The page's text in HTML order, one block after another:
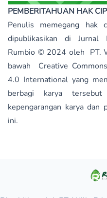
PEMBERITAHUAN HAK
Penulis memegang hak
dipublikasikan di Jurnal
Rumbio © 2024 oleh PT.
bawah Creative
4.0 International yang
berbagi karya
kepengarangan karya
ini.